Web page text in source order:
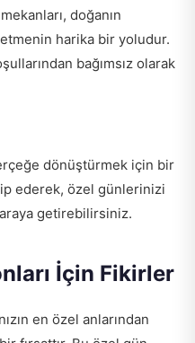
doğanın
harika bir yoludur.
bağımsız olarak
dönüştürmek için bir
ederek, özel günlerinizi
getirebilirsiniz.
İçin Fikirler
en özel anlarından